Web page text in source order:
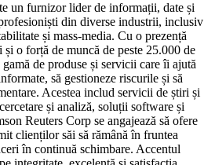
un furnizor lider de informații, date și
din diverse industrii, inclusiv
și mass-media. Cu o prezență
o forță de muncă de peste 25.000 de
de produse și servicii care îi ajută
să gestioneze riscurile și să
Acestea includ servicii de știri și
și analiză, soluții software și
Reuters Corp se angajează să ofere
clienților săi să rămână în fruntea
în continuă schimbare. Accentul